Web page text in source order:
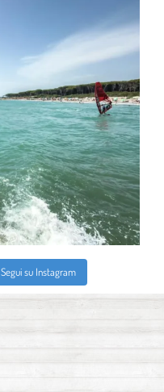
Segui su Instagram